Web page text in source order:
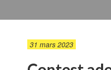
31 mars 2023